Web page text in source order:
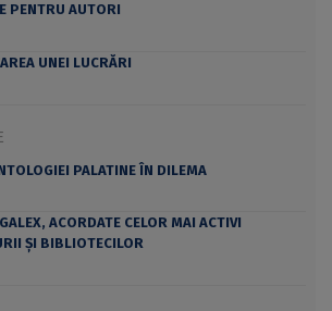
PENTRU AUTORI
UNEI LUCRĂRI
PALATINE ÎN DILEMA
ACORDATE CELOR MAI ACTIVI
ȘI BIBLIOTECILOR